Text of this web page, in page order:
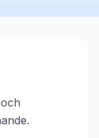
.